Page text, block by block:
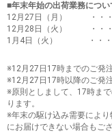
■年末年始の出荷業務につい
12月27日（月） ・・・
12月28日（火） ・・・
1月4日（火） ・・・
※12月27日17時までのご発
※12月27日17時以降のご発
※原則としまして、17時ま
ります。
※年末の駆け込み需要によ
にお届けできない場合もご